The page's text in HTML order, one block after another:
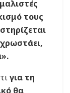
τους
για τη
θα